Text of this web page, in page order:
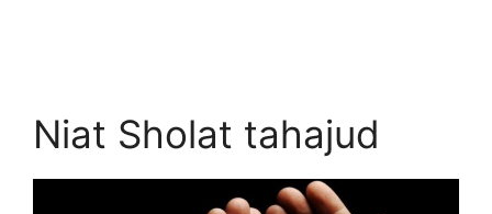
Niat Sholat tahajud